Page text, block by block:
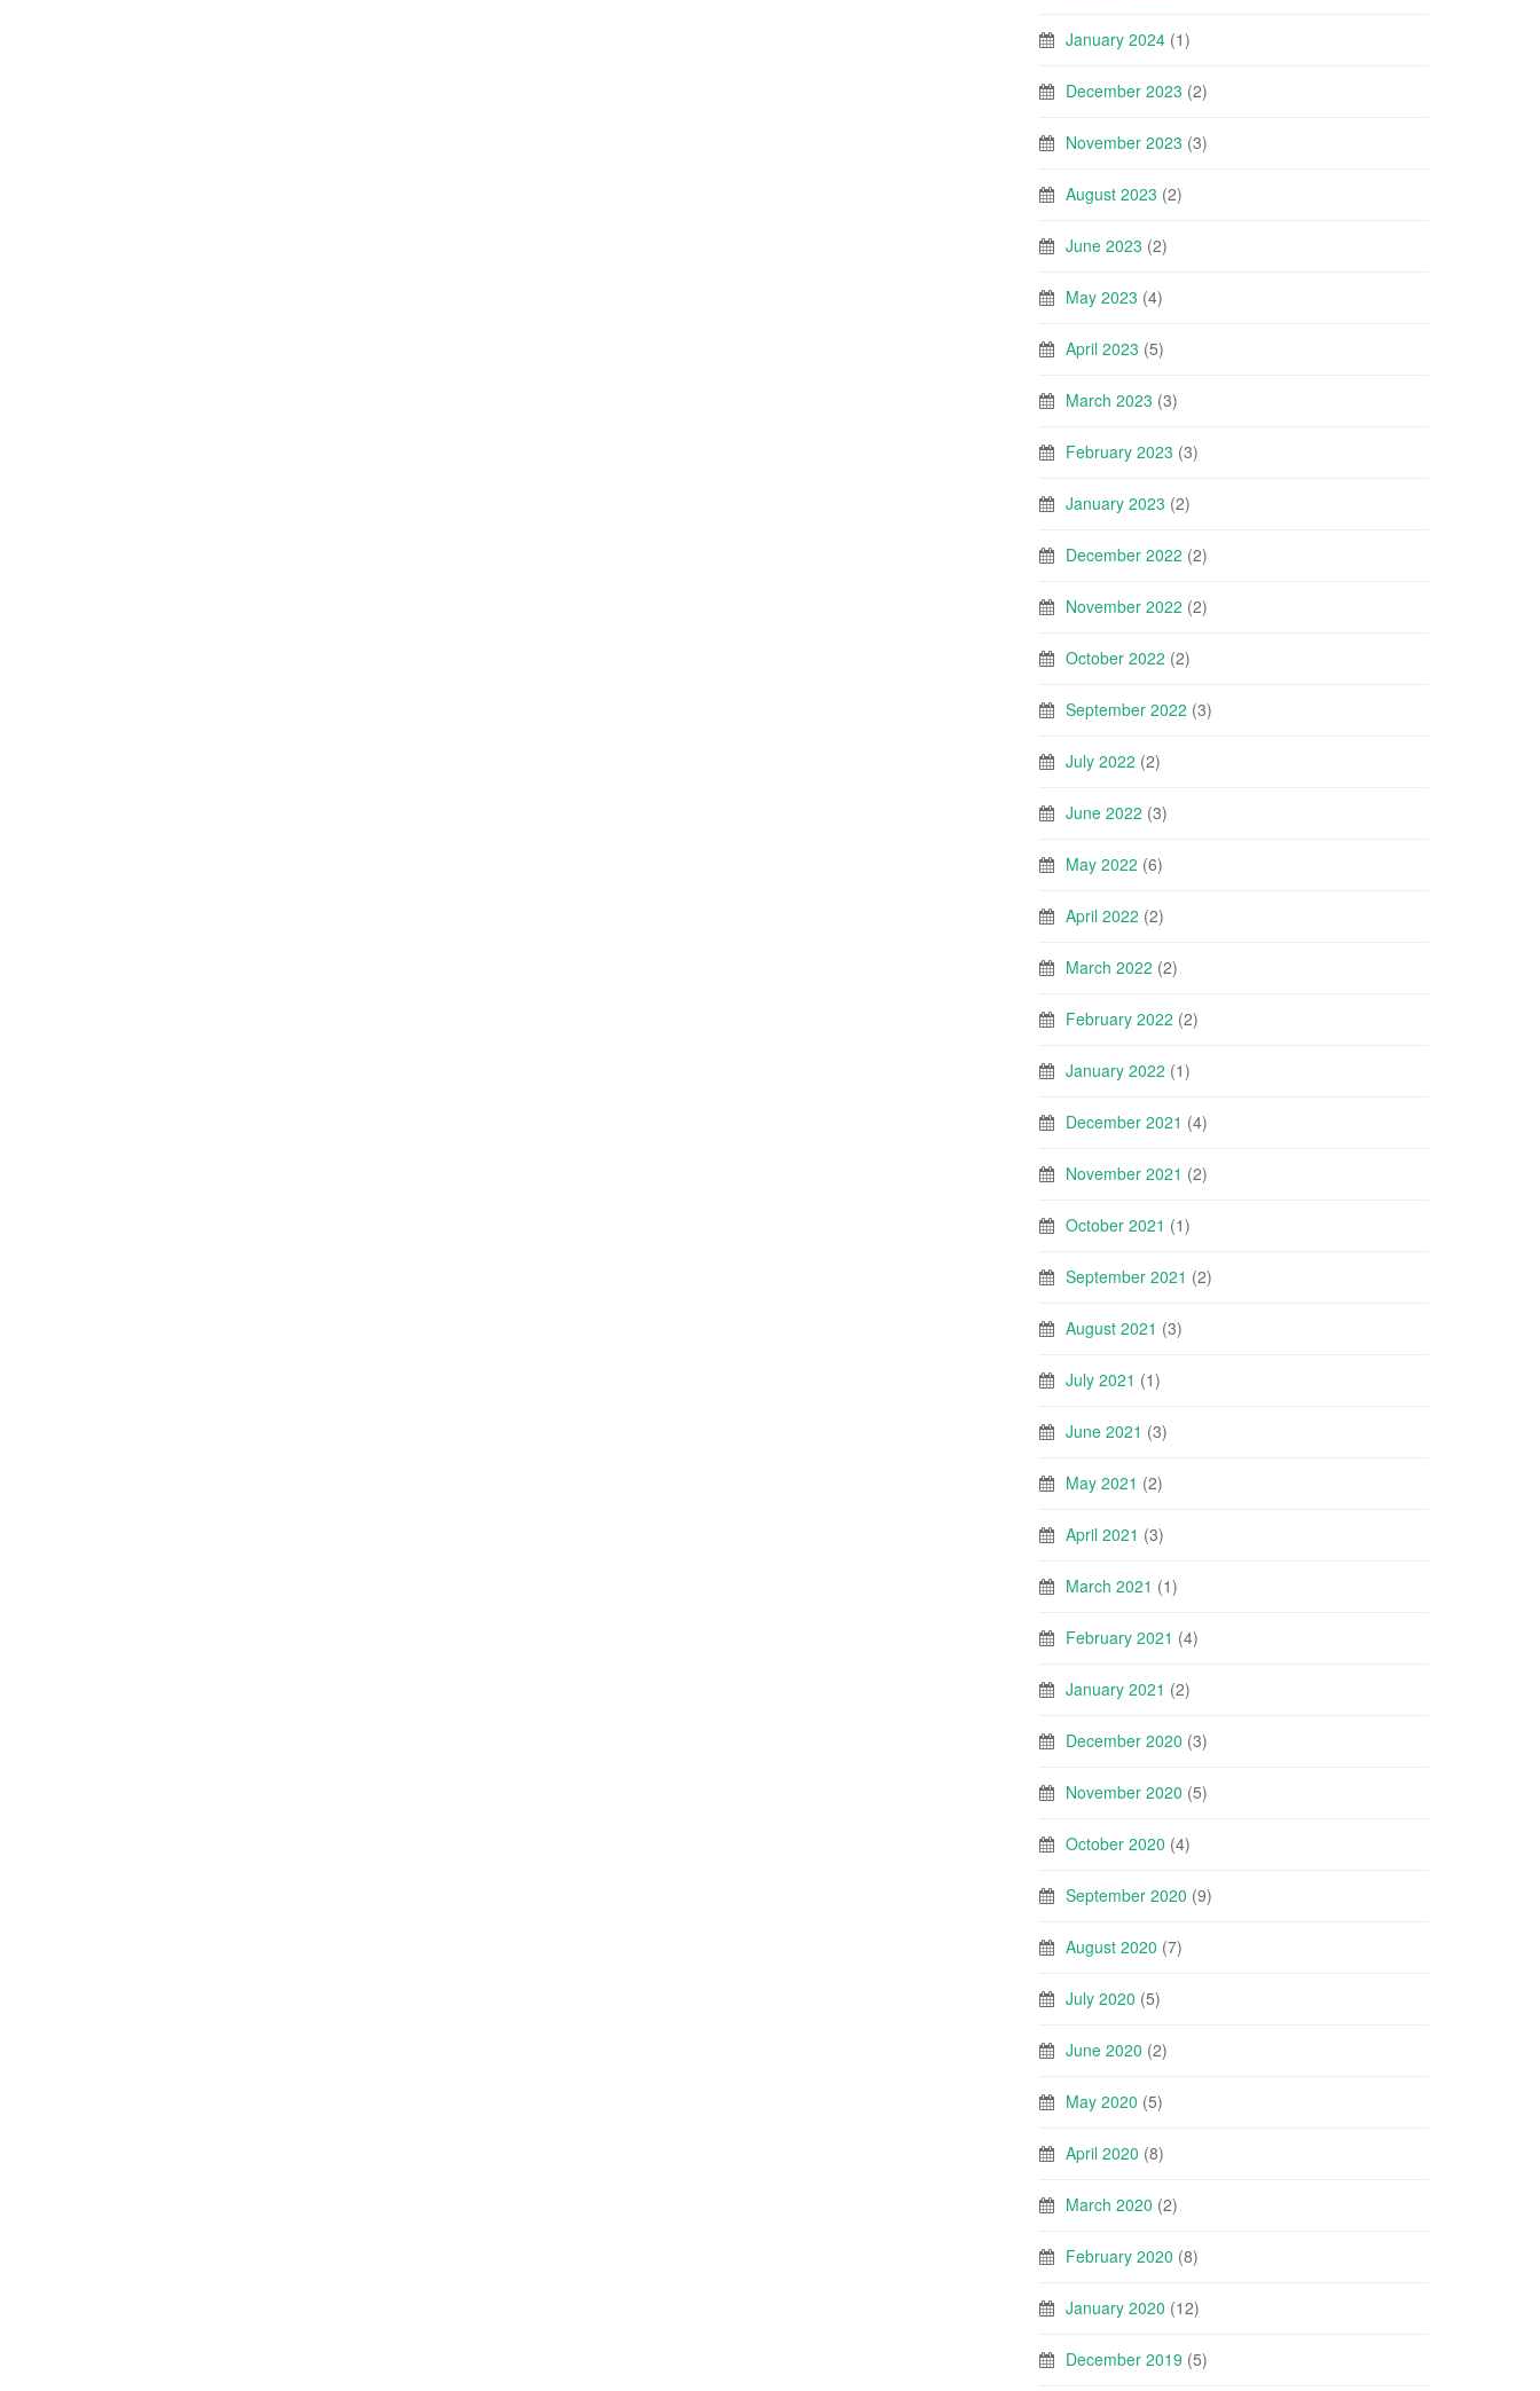
January 2024 (1)
December 2023 (2)
November 2023 (3)
August 2023 (2)
June 2023 (2)
May 2023 (4)
April 2023 (5)
March 2023 (3)
February 2023 (3)
January 2023 (2)
December 2022 (2)
November 2022 (2)
October 2022 (2)
September 2022 (3)
July 2022 (2)
June 2022 (3)
May 2022 (6)
April 2022 (2)
March 2022 (2)
February 2022 (2)
January 2022 (1)
December 2021 (4)
November 2021 (2)
October 2021 (1)
September 2021 (2)
August 2021 (3)
July 2021 (1)
June 2021 (3)
May 2021 (2)
April 2021 (3)
March 2021 (1)
February 2021 (4)
January 2021 (2)
December 2020 (3)
November 2020 (5)
October 2020 (4)
September 2020 (9)
August 2020 (7)
July 2020 (5)
June 2020 (2)
May 2020 (5)
April 2020 (8)
March 2020 (2)
February 2020 (8)
January 2020 (12)
December 2019 (5)